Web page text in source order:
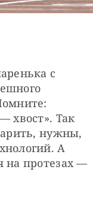
с
хвост». Так
нужны,
А
на протезах —